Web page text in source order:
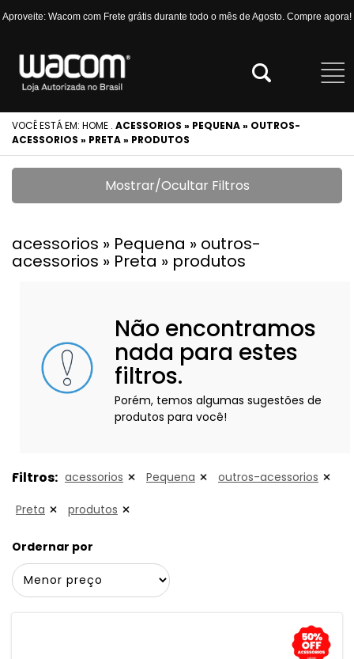
Aproveite: Wacom com Frete grátis durante todo o mês de Agosto. Compre agora!
VOCÊ ESTÁ EM: HOME . ACESSORIOS » PEQUENA » OUTROS-
ACESSORIOS » PRETA » PRODUTOS
Mostrar/Ocultar Filtros
acessorios » Pequena » outros-
acessorios » Preta » produtos
Não encontramos
nada para estes
filtros.
Porém, temos algumas sugestões de
produtos para você!
Filtros: acessorios Pequena outros-acessorios
Preta produtos
Ordernar por